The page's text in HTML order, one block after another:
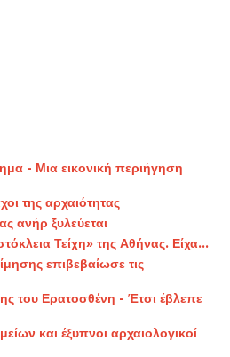
- Μια εικονική περιήγηση
της αρχαιότητας
ανήρ ξυλεύεται
Τείχη» της Αθήνας. Είχα...
επιβεβαίωσε τις
του Ερατοσθένη - Έτσι έβλεπε
και έξυπνοι αρχαιολογικοί